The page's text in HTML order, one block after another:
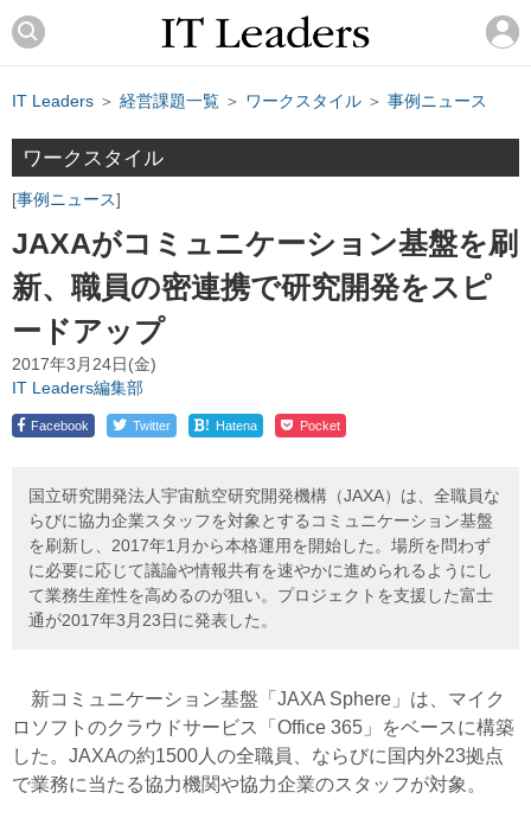
IT Leaders ＞ 経営課題一覧 ＞ ワークスタイル ＞ 事例ニュース
ワークスタイル
事例ニュース
JAXAがコミュニケーション基盤を刷
新、職員の密連携で研究開発をスピ
ードアップ
2017年3月24日(金)
IT Leaders編集部
Facebook Twitter ! Hatena Pocket
国立研究開発法人宇宙航空研究開発機構（JAXA）は、全職員な
らびに協力企業スタッフを対象とするコミュニケーション基盤
を刷新し、2017年1月から本格運用を開始した。場所を問わず
に必要に応じて議論や情報共有を速やかに進められるようにし
て業務生産性を高めるのが狙い。プロジェクトを支援した富士
通が2017年3月23日に発表した。
新コミュニケーション基盤「JAXA Sphere」は、マイク
ロソフトのクラウドサービス「Office 365」をベースに構築
した。JAXAの約1500人の全職員、ならびに国内外23拠点
で業務に当たる協力機関や協力企業のスタッフが対象。